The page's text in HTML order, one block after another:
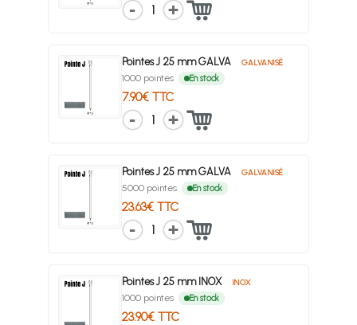
1
Pointes J 25 mm GALVA GALVANISÉ
1000 pointes En stock
7.90€ TTC
1
Pointes J 25 mm GALVA GALVANISÉ
5000 pointes En stock
23.63€ TTC
1
Pointes J 25 mm INOX INOX
1000 pointes En stock
23.90€ TTC